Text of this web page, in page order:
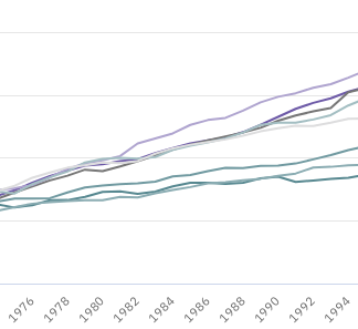
1976 1978 1980 1982 1984 1986 1988 1990 1992 1994